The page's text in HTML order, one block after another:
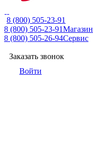
8 (800) 505-23-91
8 (800) 505-23-91Магазин
8 (800) 505-26-94Сервис
Заказать звонок
Войти